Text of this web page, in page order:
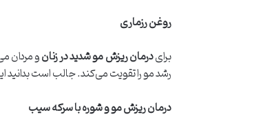
روغن رزماری
برایدرمان ریزش مو شدید در زنانو مردان
رشد مو را تقویت می‌کند. جالب است
درمان ریزش مو و شوره با سرکه سیب